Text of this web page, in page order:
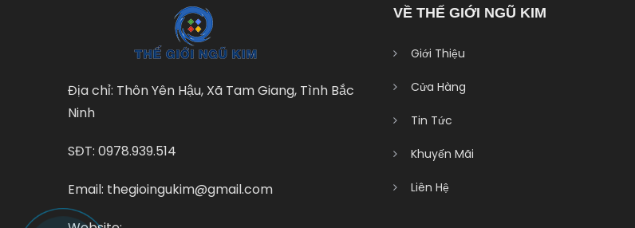
Địa chỉ: Thôn Yên Hậu, Xã Tam Giang, Tình Bắc
Ninh
SĐT: 0978.939.514
Email: thegioingukim@gmail.com
VỀ THẾ GIỚI NGŨ KIM
Giới Thiệu
Cửa Hàng
Tin Tức
Khuyến Mãi
Liên Hệ